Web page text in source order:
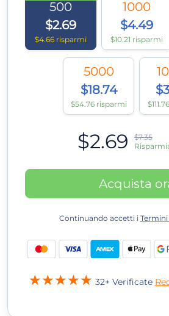
500
$2.69
$4.66 risparmi
1000
$4.49
$10.21 risparmi
5000
$18.74
$54.76 risparmi
$2.69
$7.35
Acquista
Continuando accetti i
32+ Verificate